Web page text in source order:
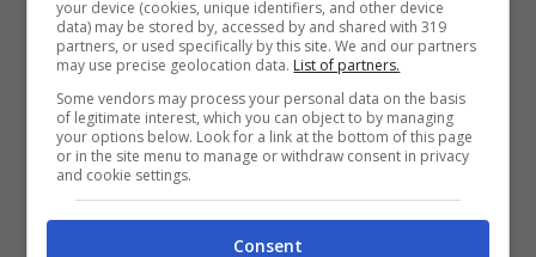
Per quanto riguarda la vita privata, invece, nel
2015 il cantante èconvolato a nozzecon il suo
Roberto Blasi
. Il matrimonio però non
your device (cookies, unique identifiers, and other device
data) may be stored by, accessed by and shared with 319
partners, or used specifically by this site. We and our partners
may use precise geolocation data. List of partners.
Some vendors may process your personal data on the basis
of legitimate interest, which you can object to by managing
your options below. Look for a link at the bottom of this page
or in the site menu to manage or withdraw consent in privacy
and cookie settings.
Consent